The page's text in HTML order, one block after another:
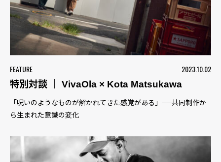
FEATURE
2023.10.02
特別対談 ｜ VivaOla × Kota Matsukawa
「呪いのようなものが解かれてきた感覚がある」──共同制作か
ら生まれた意識の変化